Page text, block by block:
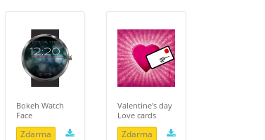
Bokeh Watch
Face
Zdarma
Valentine's day
Love cards
Zdarma